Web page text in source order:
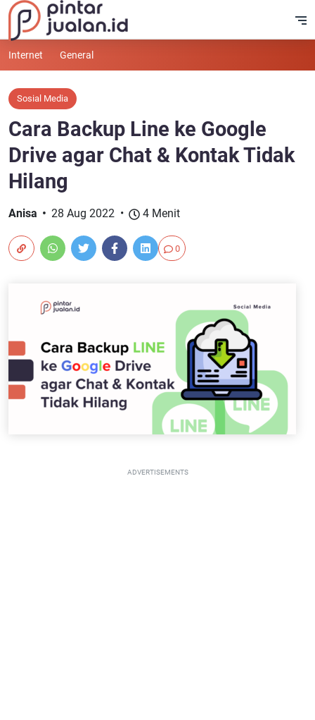
Internet General
Sosial Media
Cara Backup Line ke Google
Drive agar Chat & Kontak Tidak
Hilang
Anisa 28 Aug 2022 4 Menit
0
ADVERTISEMENTS